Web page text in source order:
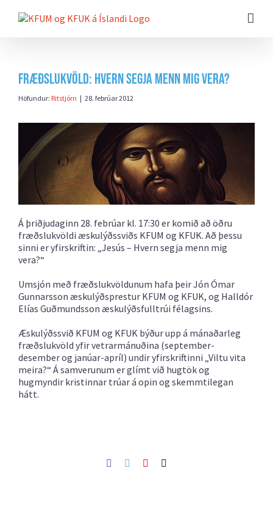
beint
Fræðslukvöld: Hvern segja menn mig vera?
Höfundur: Ritstjórn | 28. febrúar 2012
Á þriðjudaginn 28. febrúar kl. 17:30 er komið að öðru
fræðslukvöldi æskulýðssviðs KFUM og KFUK. Að þessu
sinni er yfirskriftin: „Jesús – Hvern segja menn mig
vera?“
Umsjón með fræðslukvöldunum hafa þeir Jón Ómar
Gunnarsson æskulýðsprestur KFUM og KFUK, og Halldór
Elías Guðmundsson æskulýðsfulltrúi félagsins.
Æskulýðssvið KFUM og KFUK býður upp á mánaðarleg
fræðslukvöld yfir vetrarmánuðina (september-
desember og janúar-apríl) undir yfirskriftinni „Viltu vita
meira?“ Á samverunum er glímt við hugtök og
hugmyndir kristinnar trúar á opin og skemmtilegan
hátt.
Facebook
TwitterPinterest